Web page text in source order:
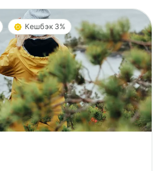
Кешбэк 3%